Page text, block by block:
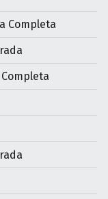
Completa